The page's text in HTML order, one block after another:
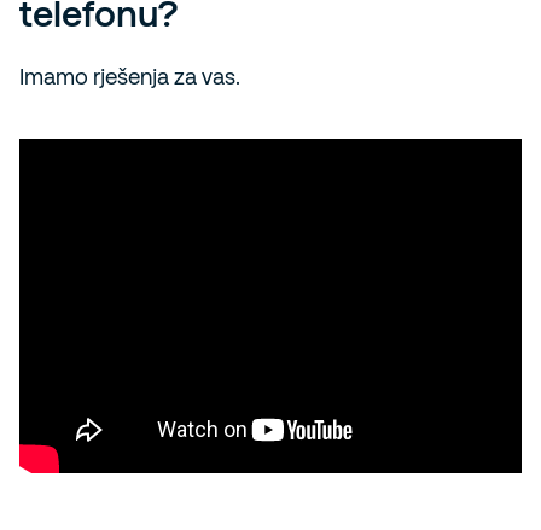
telefonu?
Imamo rješenja za vas.